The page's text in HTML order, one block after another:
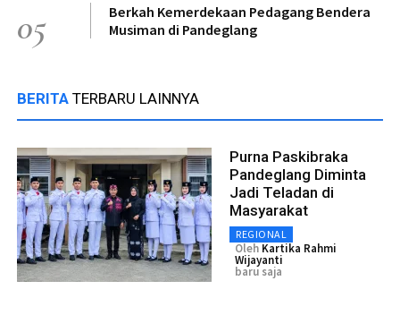
05
Berkah Kemerdekaan Pedagang Bendera
Musiman di Pandeglang
BERITA TERBARU LAINNYA
Purna Paskibraka
Pandeglang Diminta
Jadi Teladan di
Masyarakat
REGIONAL
Oleh Kartika Rahmi
Wijayanti
baru saja